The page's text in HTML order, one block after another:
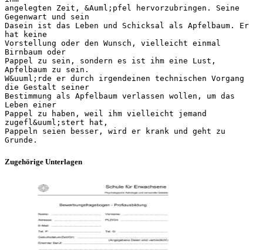
angelegten Zeit, &Auml;pfel hervorzubringen. Seine
Gegenwart und sein
Dasein ist das Leben und Schicksal als Apfelbaum. Er
hat keine
Vorstellung oder den Wunsch, vielleicht einmal
Birnbaum oder
Pappel zu sein, sondern es ist ihm eine Lust,
Apfelbaum zu sein.
W&uuml;rde er durch irgendeinen technischen Vorgang
die Gestalt seiner
Bestimmung als Apfelbaum verlassen wollen, um das
Leben einer
Pappel zu haben, weil ihm vielleicht jemand
zugefl&uuml;stert hat,
Pappeln seien besser, wird er krank und geht zu
Zugehörige Unterlagen